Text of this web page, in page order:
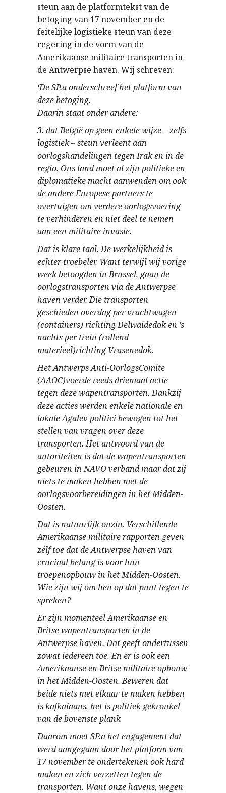
steun aan de platformtekst van de
betoging van 17 november en de
feitelijke logistieke steun van deze
regering in de vorm van de
Amerikaanse militaire transporten in
de Antwerpse haven. Wij schreven:
‘De SP.a onderschreef het platform van
deze betoging.
Daarin staat onder andere:
3. dat België op geen enkele wijze – zelfs
logistiek – steun verleent aan
oorlogshandelingen tegen Irak en in de
regio. Ons land moet al zijn politieke en
diplomatieke macht aanwenden om ook
de andere Europese partners te
overtuigen om verdere oorlogsvoering
te verhinderen en niet deel te nemen
aan een militaire invasie.
Dat is klare taal. De werkelijkheid is
echter troebeler. Want terwijl wij vorige
week betoogden in Brussel, gaan de
oorlogstransporten via de Antwerpse
haven verder. Die transporten
geschieden overdag per vrachtwagen
(containers) richting Delwaidedok en ’s
nachts per trein (rollend
materieel)richting Vrasenedok.
Het Antwerps Anti-OorlogsComite
(AAOC)voerde reeds driemaal actie
tegen deze wapentransporten. Dankzij
deze acties werden enkele nationale en
lokale Agalev politici bewogen tot het
stellen van vragen over deze
transporten. Het antwoord van de
autoriteiten is dat de wapentransporten
gebeuren in NAVO verband maar dat zij
niets te maken hebben met de
oorlogsvoorbereidingen in het Midden-
Oosten.
Dat is natuurlijk onzin. Verschillende
Amerikaanse militaire rapporten geven
zélf toe dat de Antwerpse haven van
cruciaal belang is voor hun
troepenopbouw in het Midden-Oosten.
Wie zijn wij om hen op dat punt tegen te
spreken?
Er zijn momenteel Amerikaanse en
Britse wapentransporten in de
Antwerpse haven. Dat geeft ondertussen
zowat iedereen toe. En er is ook een
Amerikaanse en Britse militaire opbouw
in het Midden-Oosten. Beweren dat
beide niets met elkaar te maken hebben
is kafkaïaans, het is politiek gekronkel
van de bovenste plank
Daarom moet SP.a het engagement dat
werd aangegaan door het platform van
17 november te ondertekenen ook hard
maken en zich verzetten tegen de
transporten. Want onze havens, wegen